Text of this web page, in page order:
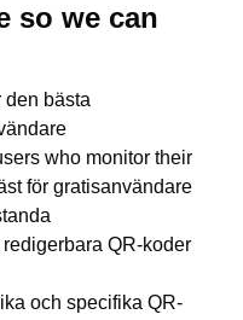
so we can
den bästa
who monitor their
för gratisanvändare
QR-koder
och specifika QR-